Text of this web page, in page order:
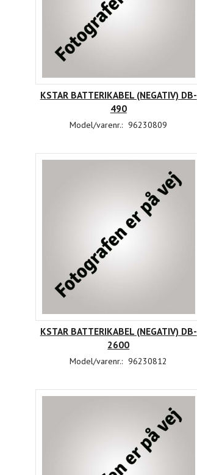
KSTAR BATTERIKABEL (NEGATIV) DB-
490
Model/varenr.: 96230809
KSTAR BATTERIKABEL (NEGATIV) DB-
2600
Model/varenr.: 96230812